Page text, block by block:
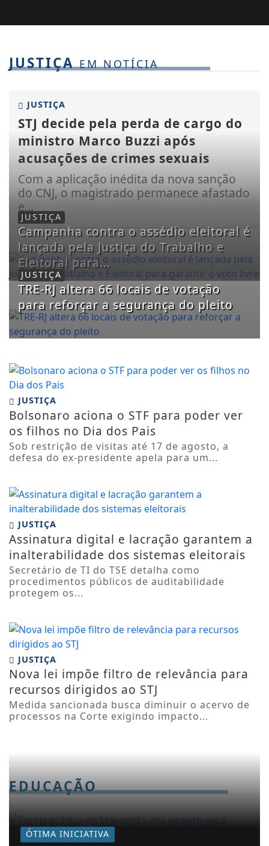
JUSTIÇAEM NOTÍCIA
JUSTIÇA
STJ decide pela perda de cargo do
ministro Marco Buzzi após
acusações de crimes sexuais
Com a aplicação inédita da nova sanção
do CNJ, o magistrado permanece afastado
e...
JUSTIÇA
Campanha contra o assédio eleitoral é
lançada pela Justiça do Trabalho e
Eleitoral para...
JUSTIÇA
TRE-RJ altera 66 locais de votação
para reforçar a segurança do pleito
JUSTIÇA
Bolsonaro aciona o STF para poder ver
os filhos no Dia dos Pais
Sob restrição de visitas até 17 de agosto, a
defesa do ex-presidente apela para um...
JUSTIÇA
Assinatura digital e lacração garantem a
inalterabilidade dos sistemas eleitorais
Secretário de TI do TSE detalha como
procedimentos públicos de auditabilidade
protegem os...
JUSTIÇA
Nova lei impõe filtro de relevância para
recursos dirigidos ao STJ
Medida sancionada busca diminuir o acervo de
processos na Corte exigindo impacto...
EDUCAÇÃO
ÓTIMA INICIATIVA